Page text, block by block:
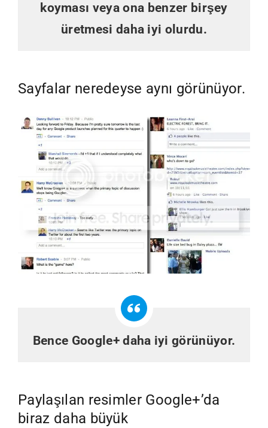
koyması veya ona benzer birşey
üretmesi daha iyi olurdu.
Sayfalar neredeyse aynı görünüyor.
Bence Google+ daha iyi görünüyor.
Paylaşılan resimler Google+’da
biraz daha büyük